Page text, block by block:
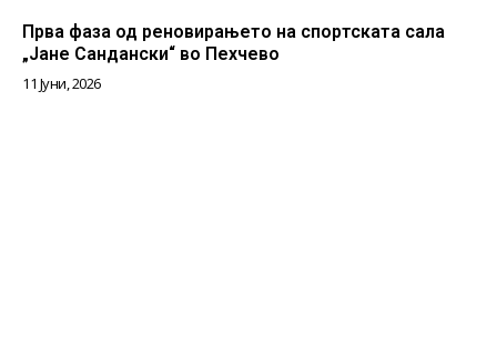
Прва фаза од реновирањето на спортската сала
„Јане Сандански“ во Пехчево
11 Јуни, 2026